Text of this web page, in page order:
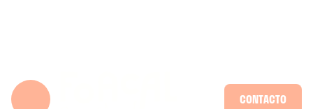
CONTACTO